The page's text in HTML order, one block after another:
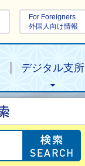
For Foreigners
外国人向け情報
デジタル支所